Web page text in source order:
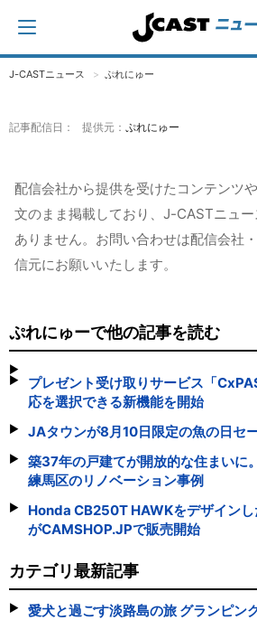
J-CASTニュース ぷれにゅー
記事配信日： 提供元： ぷれにゅー
配信会社から提供を受けたコンテンツ
文のまま掲載しており、J-CASTニュ
ありません。お問い合わせは配信会社
信元にお願いいたします。
ぷれにゅーで他の記事を読む
プレゼント受け取りサービス「
応を選択できる新機能を開始
JAタウンが8月10日限定の魚の日セ
築37年の戸建てが開放的な住まいに
練馬区のリノベーション事例
Honda CB250T HAWKをデザイン
がCAMSHOP.JPで販売開始
カテゴリ最新記事
愛犬と過ごす淡路島の旅 グランピン